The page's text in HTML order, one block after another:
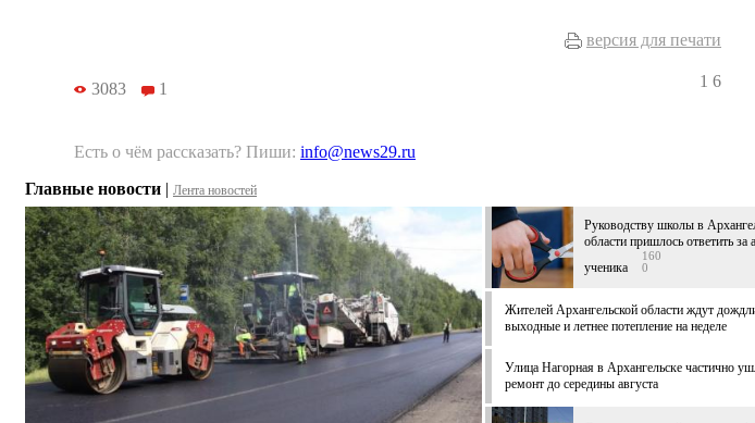
версия для печати
3083 1 1 6
Есть о чём рассказать? Пиши: info@news29.ru
Главные новости | Лента новостей
Руководству школы в
области пришлось ответить за
ученика
160
0
Жителей Архангельской области ждут
выходные и летнее потепление на неделе
Улица Нагорная в Архангельске частично
ремонт до середины августа